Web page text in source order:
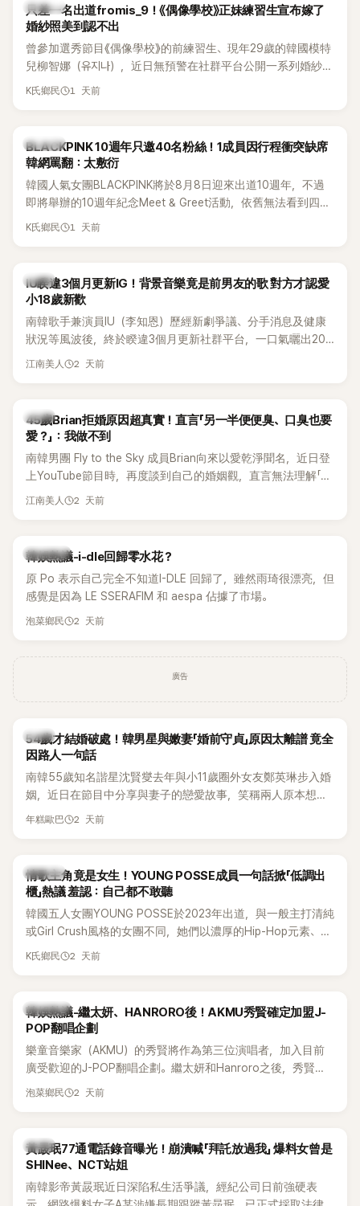
K-POP
只差一名出道fromis_9！《偶像學校》正妹練習生宣布嫁了
婚紗照美到認不出
曾參加選秀節目《偶像學校》的前練習生、現年29歲的韓國模特
兒柳智娜（유지나），近日無預警在社群平台公開一系列婚紗
照，親自宣布即將步入婚姻，消息曝光後讓不少曾追看節目的
K氏鄉民 1 天前
K-POP
BLACKPINK 10週年只邀40名粉絲！1成員因行程衝突缺席
韓網罵翻：太敷衍
韓國人氣女團BLACKPINK將於8月8日迎來出道10週年，不過
即將舉辦的10週年紀念Meet & Greet活動，依舊無法看到四人
合體。根據韓媒《MyDaily》7日報導，當天將由Jisoo（智秀）、
K氏鄉民 1 天前
韓星
IU睽違3個月更新IG！背景音樂竟是前男友的歌 對方才認愛
小18歲新歡
南韓歌手兼演員IU（李知恩）歷經新劇爭議、分手消息及健康
狀況等風波後，終於睽違3個月更新社群平台，一口氣曬出20
張近況照，讓大批粉絲又驚又喜。不過，比起照片本身，更引
江南美人 2 天前
韓星
45歲Brian拒婚原因超真實！直言「另一半便便臭、口臭也要
愛？」：我做不到
南韓男團 Fly to the Sky 成員Brian向來以愛乾淨聞名，近日登
上YouTube節目時，再度談到自己的婚姻觀，直言無法理解「連
另一半的口臭、便便臭都要愛」這種說法，更大方表明自己是不
江南美人 2 天前
熱議討論
韓娛熱議-i-dle回歸零水花？
原 Po 表示自己完全不知道I-DLE 回歸了，雖然雨琦很漂亮，但
感覺是因為 LE SSERAFIM 和 aespa 佔據了市場。
泡菜鄉民 2 天前
廣告
韓星
54歲才結婚破處！韓男星與嫩妻「婚前守貞」原因太離譜 竟全
因路人一句話
南韓55歲知名諧星沈賢燮去年與小11歲圈外女友鄭英琳步入婚
姻，近日在節目中分享與妻子的戀愛故事，笑稱兩人原本想享
受兩人世界，沒想到站在飯店門口時竟被路人認出，還一路替
年糕歐巴 2 天前
K-POP
情歌主角竟是女生！YOUNG POSSE成員一句話掀「低調出
櫃」熱議 羞認：自己都不敢聽
韓國五人女團YOUNG POSSE於2023年出道，與一般主打清純
或Girl Crush風格的女團不同，她們以濃厚的Hip-Hop元素、自
創Rap及成員親自參與創作為特色，MV也融入美式街頭、塗
為第五代女團中極具辨識度的新生代代表之一。
K氏鄉民 2 天前
熱議討論
韓娛熱議-繼太妍、HANRORO後！AKMU秀賢確定加盟J-
POP翻唱企劃
樂童音樂家（AKMU）的秀賢將作為第三位演唱者，加入目前
廣受歡迎的J-POP翻唱企劃。繼太妍和Hanroro之後，秀賢已
獲選為第三首翻唱歌曲的主唱，並於近期完成錄音。
泡菜鄉民 2 天前
韓星
黃晸珉77通電話錄音曝光！崩潰喊「拜託放過我」 爆料女曾是
SHINee、NCT站姐
南韓影帝黃晸珉近日深陷私生活爭議，經紀公司日前強硬表